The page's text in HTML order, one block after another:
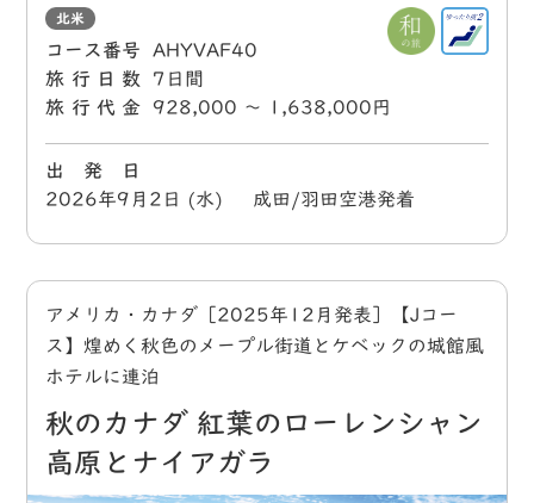
北米
コース番号
AHYVAF40
旅行日数
7日間
旅行代金
928,000 〜 1,638,000円
出 発 日
2026年9月2日 (水) 成田/羽田空港発着
アメリカ・カナダ［2025年12月発表］【Jコー
ス】煌めく秋色のメープル街道とケベックの城館風
ホテルに連泊
秋のカナダ 紅葉のローレンシャン
高原とナイアガラ